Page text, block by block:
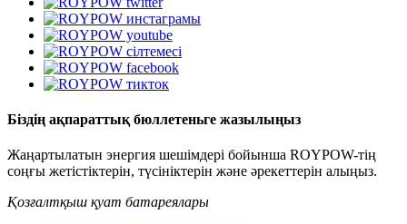
Біздің ақпараттық бюллетеньге жазылыңыз
Жаңартылатын энергия шешімдері бойынша ROYPOW-тің
соңғы жетістіктерін, түсініктерін және әрекеттерін алыңыз.
Қозғалтқыш қуат батареялары